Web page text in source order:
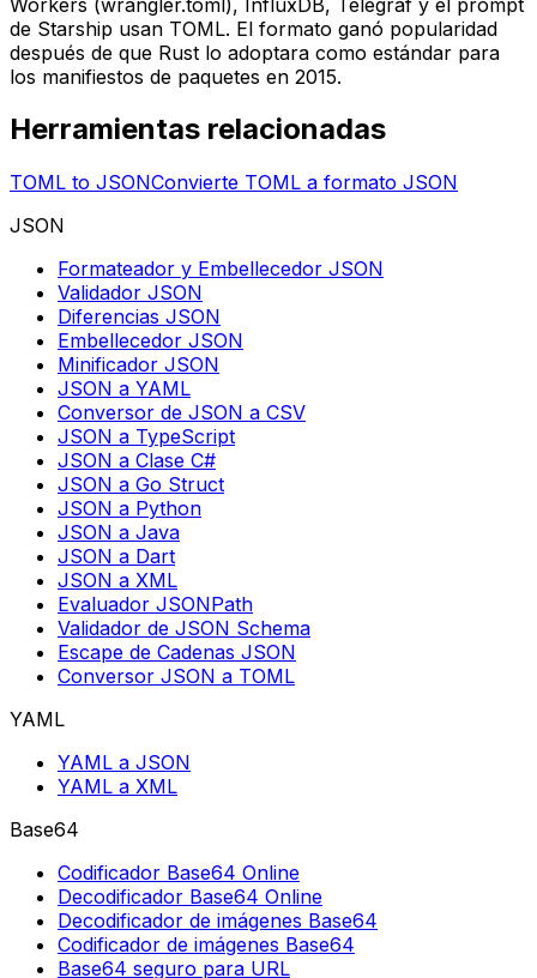
de Starship usan TOML. El formato ganó popularidad
después de que Rust lo adoptara como estándar para
los manifiestos de paquetes en 2015.
Herramientas relacionadas
TOML to JSONConvierte TOML a formato JSON
JSON
Formateador y Embellecedor JSON
Validador JSON
Diferencias JSON
Embellecedor JSON
Minificador JSON
JSON a YAML
Conversor de JSON a CSV
JSON a TypeScript
JSON a Clase C#
JSON a Go Struct
JSON a Python
JSON a Java
JSON a Dart
JSON a XML
Evaluador JSONPath
Validador de JSON Schema
Escape de Cadenas JSON
Conversor JSON a TOML
YAML
YAML a JSON
YAML a XML
Base64
Codificador Base64 Online
Decodificador Base64 Online
Decodificador de imágenes Base64
Codificador de imágenes Base64
Base64 seguro para URL